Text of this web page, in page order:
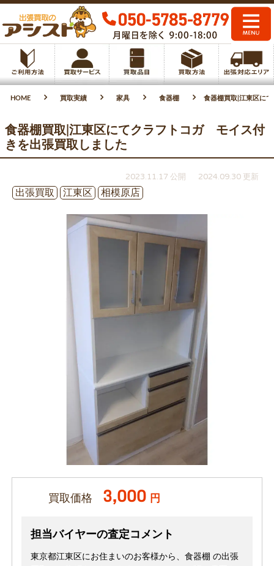
HOME 買取実績 家具 食器棚 食器棚買取|江東区に
食器棚買取|江東区にてクラフトコガ モイス付
きを出張買取しました
2023.11.17 公開
2024.09.30 更新
出張買取
江東区 相模原店
買取価格 3,000 円
担当バイヤーの査定コメント
東京都江東区にお住まいのお客様から、食器棚 の出張